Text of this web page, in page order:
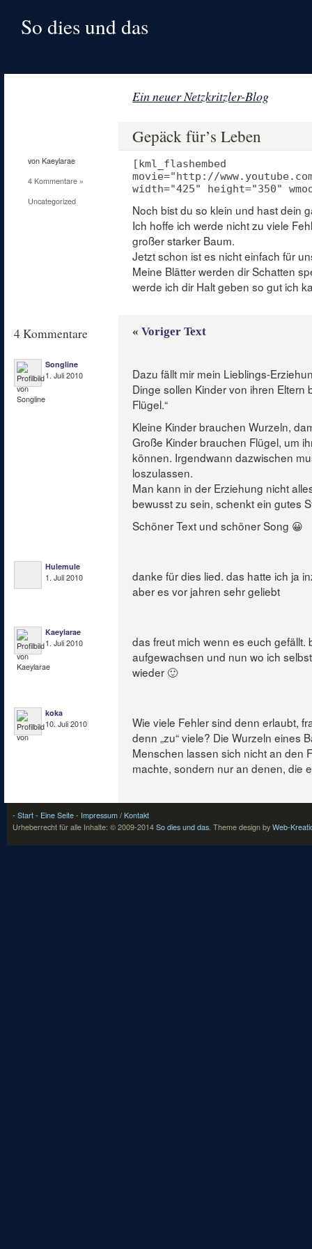
So dies und das
Ein neuer Netzkritzler-Blog
von Kaeylarae
4 Kommentare »
Uncategorized
Gepäck für’s Leben
[kml_flashembed
movie="http://
width="425" height="350"
Noch bist du so klein und hast dein
Ich hoffe ich werde nicht zu viele
großer starker Baum.
Jetzt schon ist es nicht einfach für
Meine Blätter werden dir Schatten
werde ich dir Halt geben so gut ich
4 Kommentare « Voriger Text
Songline
1. Juli 2010
Dazu fällt mir mein Lieblings-
Dinge sollen Kinder von ihren Eltern
Flügel.“
Kleine Kinder brauchen Wurzeln,
Große Kinder brauchen Flügel, um
können. Irgendwann dazwischen
loszulassen.
Man kann in der Erziehung nicht
bewusst zu sein, schenkt ein gutes
Schöner Text und schöner Song 😀
Hulemule
1. Juli 2010
danke für dies lied. das hatte ich ja
aber es vor jahren sehr geliebt
Kaeylarae
1. Juli 2010
das freut mich wenn es euch gefällt.
aufgewachsen und nun wo ich
wieder 🙂
koka
10. Juli 2010
Wie viele Fehler sind denn erlaubt,
denn „zu“ viele? Die Wurzeln eines
Menschen lassen sich nicht an den
machte, sondern nur an denen, die
- Start - Eine Seite - Impressum / Kontakt
Urheberrecht für alle Inhalte: © 2009-2014 So dies und das. Theme design by Web-